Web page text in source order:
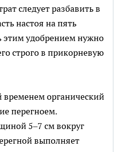
следует разбавить в
настоя на пять
этим удобрением нужно
строго в прикорневую
органический
перегноем.
5–7 см вокруг
выполняет